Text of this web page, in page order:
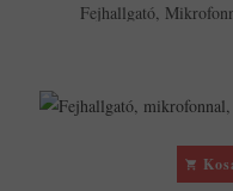
Fejhallgató,